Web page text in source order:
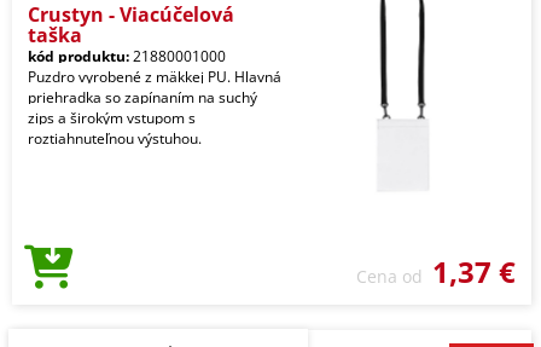
Crustyn - Viacúčelová
taška
kód produktu:21880001000
Puzdro vyrobené z mäkkej PU. Hlavná
priehradka so zapínaním na suchý
zips a širokým vstupom s
roztiahnuteľnou výstuhou.
Cena od 1,37 €